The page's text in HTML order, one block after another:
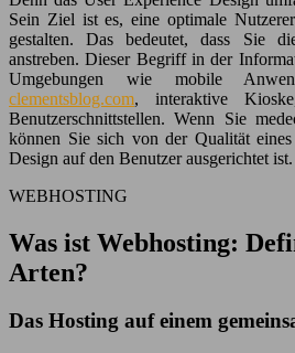
Sein Ziel ist es, eine optimale
gestalten. Das bedeutet, dass Sie
anstreben. Dieser Begriff in der
Umgebungen wie mobile
clementsblog.com, interaktive
Benutzerschnittstellen. Wenn Sie
können Sie sich von der Qualität
Design auf den Benutzer ausgerichtet ist.
WEBHOSTING
Was ist Webhosting:
Arten?
Das Hosting auf einem